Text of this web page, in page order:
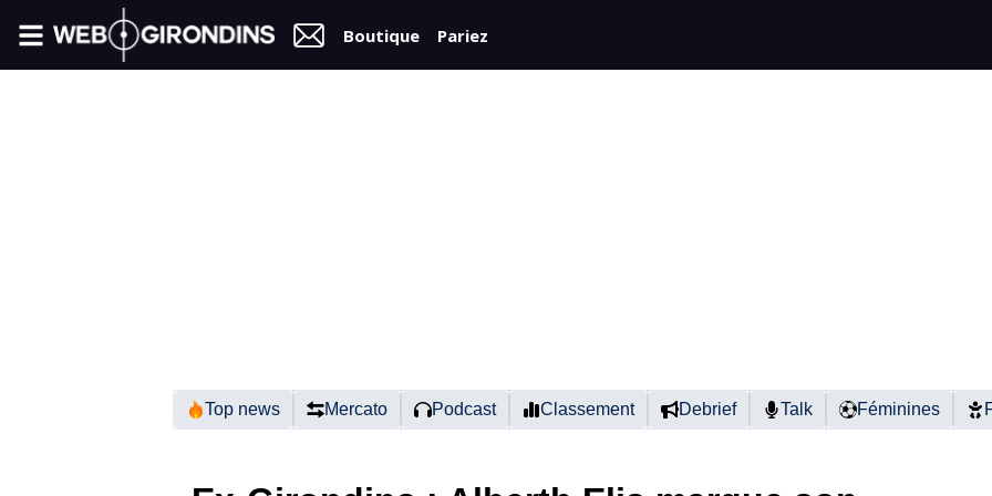
Boutique Pariez
Top news Mercato Podcast Classement Debrief Talk Féminines